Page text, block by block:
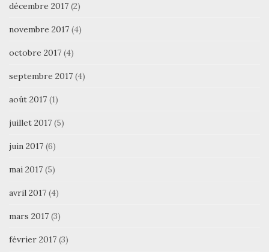
décembre 2017 (2)
novembre 2017 (4)
octobre 2017 (4)
septembre 2017 (4)
août 2017 (1)
juillet 2017 (5)
juin 2017 (6)
mai 2017 (5)
avril 2017 (4)
mars 2017 (3)
février 2017 (3)